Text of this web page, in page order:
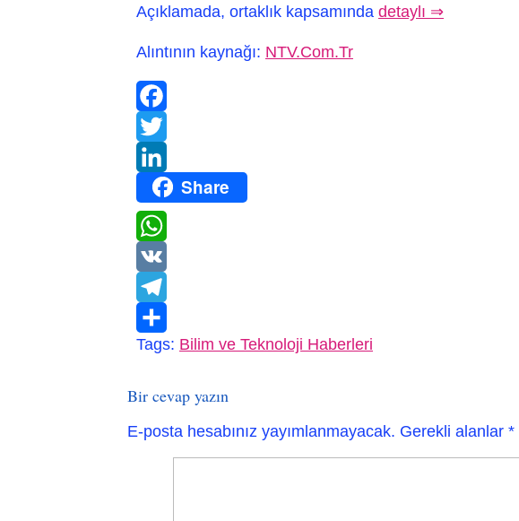
Açıklamada, ortaklık kapsamında detaylı ⇒
Alıntının kaynağı: NTV.Com.Tr
Facebook
Twitter
LinkedInShare
WhatsApp
VK
Telegram
Paylaş
Tags: Bilim ve Teknoloji Haberleri
Bir cevap yazın
E-posta hesabınız yayımlanmayacak. Gerekli alanlar *